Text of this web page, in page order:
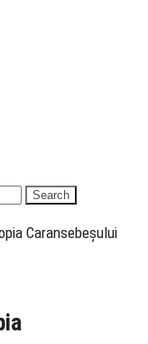
Caransebeșului